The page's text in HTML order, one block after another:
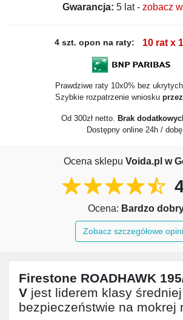
Gwarancja: 5 lat - zobacz
4 szt. opon na raty: 10 rat x
Prawdziwe raty 10x0% bez
Szybkie rozpatrzenie wniosku
Od 300zł netto. Brak
Dostępny online 24h / dobę.
Ocena sklepu Voida.pl w
Ocena: Bardzo
Zobacz szczegółowe
Firestone ROADHAWK
V jest liderem klasy
bezpieczeństwie na mokrej